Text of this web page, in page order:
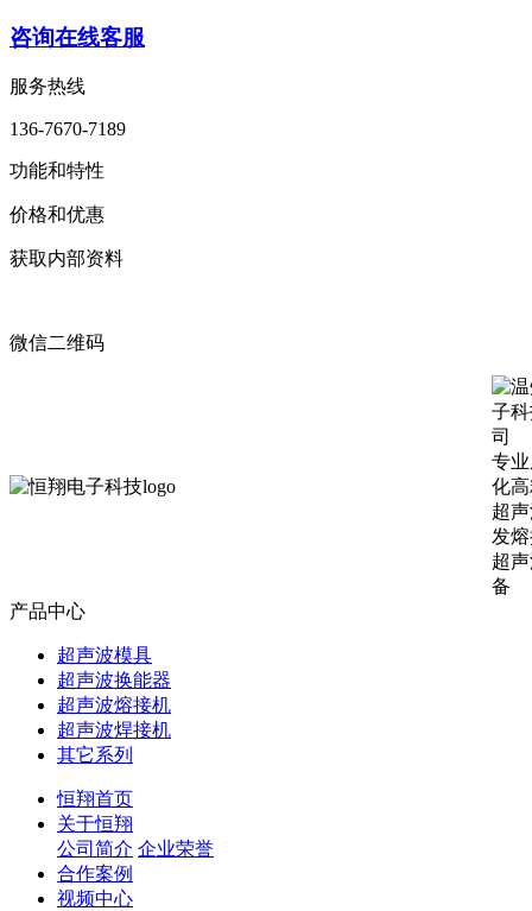
咨询在线客服
服务热线
136-7670-7189
功能和特性
价格和优惠
获取内部资料
微信二维码
专
化
超
发
超
备
产品中心
超声波模具
超声波换能器
超声波熔接机
超声波焊接机
其它系列
恒翔首页
关于恒翔
公司简介 企业荣誉
合作案例
视频中心